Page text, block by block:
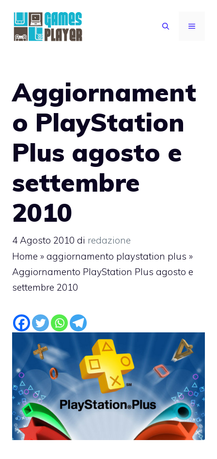
contenuto
MENU
Aggiornament
o PlayStation
Plus agosto e
settembre
2010
4 Agosto 2010 di redazione
Home » aggiornamento playstation plus »
Aggiornamento PlayStation Plus agosto e
settembre 2010